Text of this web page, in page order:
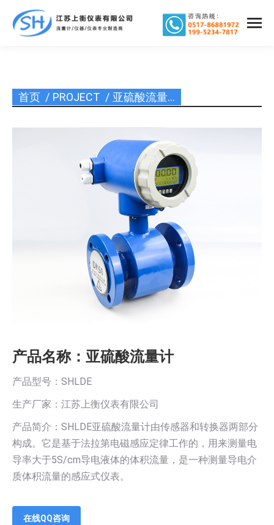
您在这里：
首页 PROJECT 亚硫酸流量…
产品名称：亚硫酸流量计
产品型号：SHLDE
生产厂家：江苏上衡仪表有限公司
产品简介：SHLDE亚硫酸流量计由传感器和转换器两部分
构成。它是基于法拉第电磁感应定律工作的，用来测量电
导率大于5S/cm导电液体的体积流量，是一种测量导电介
质体积流量的感应式仪表。
在线QQ咨询